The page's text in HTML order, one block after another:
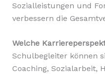
Sozialleistungen und
verbessern die
Welche
Schulbegleiter können
Coaching, Sozialarbeit,